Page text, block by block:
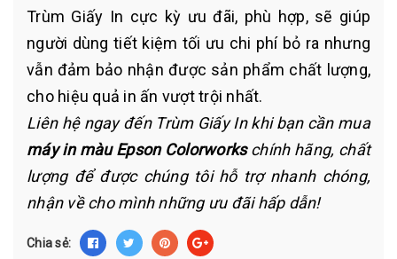
Trùm Giấy In cực kỳ ưu đãi, phù hợp, sẽ giúp
người dùng tiết kiệm tối ưu chi phí bỏ ra nhưng
vẫn đảm bảo nhận được sản phẩm chất lượng,
cho hiệu quả in ấn vượt trội nhất.
Liên hệ ngay đến Trùm Giấy In khi bạn cần mua
máy in màu Epson Colorworkschính hãng, chất
lượng để được chúng tôi hỗ trợ nhanh chóng,
nhận về cho mình những ưu đãi hấp dẫn!
Chia sẻ: